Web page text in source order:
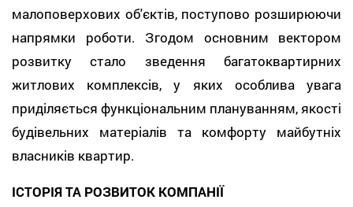
малоповерхових об'єктів, поступово розширюючи
напрямки роботи. Згодом основним вектором
розвитку стало зведення багатоквартирних
житлових комплексів, у яких особлива увага
приділяється функціональним плануванням, якості
будівельних матеріалів та комфорту майбутніх
власників квартир.
ІСТОРІЯ ТА РОЗВИТОК КОМПАНІЇ